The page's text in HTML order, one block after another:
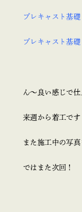
プレキャスト基
プレキャスト基
ん～良い感じで仕
来週から着工です
また施工中の写真
ではまた次回！